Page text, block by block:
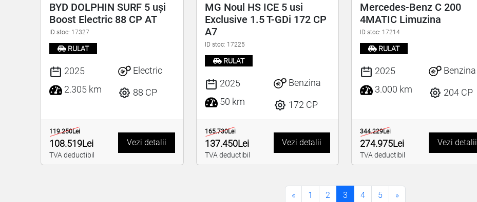
BYD DOLPHIN SURF 5 uși
Boost Electric 88 CP AT
ID stoc: 17327
RULAT
2025
2.305 km
Electric
88 CP
119.250Lei
108.519Lei
TVA deductibil
Vezi detalii
MG Noul HS ICE 5 usi
Exclusive 1.5 T-GDi 172 CP
A7
ID stoc: 17225
RULAT
2025
50 km
Benzina
172 CP
165.730Lei
137.450Lei
TVA deductibil
Vezi detalii
Mercedes-Benz C 200
4MATIC Limuzina
ID stoc: 17214
RULAT
2025
3.000 km
Benzina
204 CP
344.229Lei
274.975Lei
TVA deductibil
Vezi detalii
« 1 2 3 4 5 »